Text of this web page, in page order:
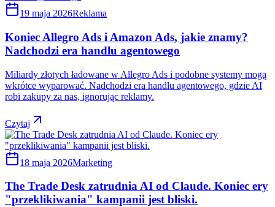
19 maja 2026Reklama
Koniec Allegro Ads i Amazon Ads, jakie znamy?
Nadchodzi era handlu agentowego
Miliardy złotych ładowane w Allegro Ads i podobne systemy mogą
wkrótce wyparować. Nadchodzi era handlu agentowego, gdzie AI
robi zakupy za nas, ignorując reklamy.
Czytaj
18 maja 2026Marketing
The Trade Desk zatrudnia AI od Claude. Koniec ery
"przeklikiwania" kampanii jest bliski.